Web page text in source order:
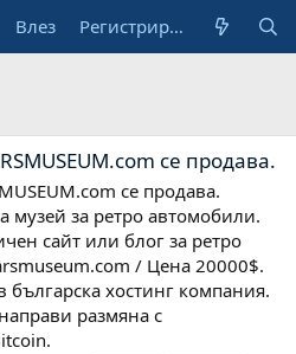
Влез Регистрирай се
се продава.
се продава.
музей за ретро автомобили.
сайт или блог за ретро
/ Цена 20000$.
българска хостинг компания.
размяна с